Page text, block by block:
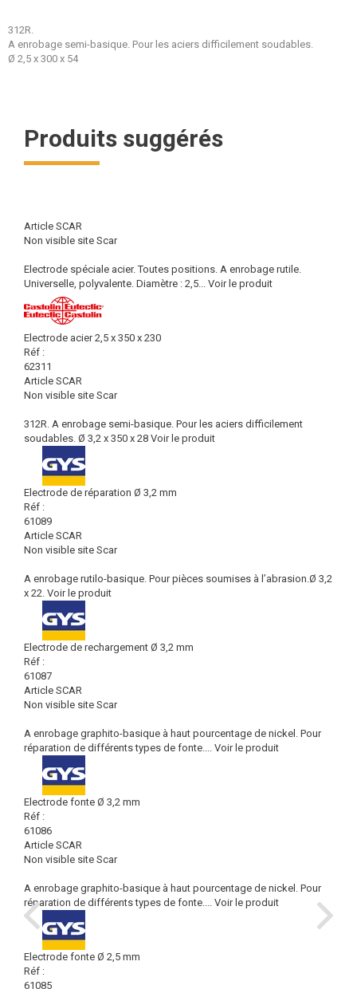
312R.
A enrobage semi-basique. Pour les aciers difficilement soudables.
Ø 2,5 x 300 x 54
Produits suggérés
Article SCAR
Non visible site Scar
Electrode spéciale acier. Toutes positions. A enrobage rutile.
Universelle, polyvalente. Diamètre : 2,5... Voir le produit
Electrode acier 2,5 x 350 x 230
Réf :
62311
Article SCAR
Non visible site Scar
312R. A enrobage semi-basique. Pour les aciers difficilement
soudables. Ø 3,2 x 350 x 28 Voir le produit
Electrode de réparation Ø 3,2 mm
Réf :
61089
Article SCAR
Non visible site Scar
A enrobage rutilo-basique. Pour pièces soumises à l’abrasion.Ø 3,2
x 22. Voir le produit
Electrode de rechargement Ø 3,2 mm
Réf :
61087
Article SCAR
Non visible site Scar
A enrobage graphito-basique à haut pourcentage de nickel. Pour
réparation de différents types de fonte.... Voir le produit
Electrode fonte Ø 3,2 mm
Réf :
61086
Article SCAR
Non visible site Scar
A enrobage graphito-basique à haut pourcentage de nickel. Pour
réparation de différents types de fonte.... Voir le produit
Electrode fonte Ø 2,5 mm
Réf :
61085